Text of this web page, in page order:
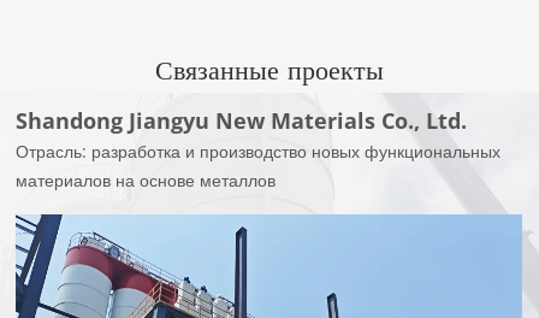
Связанные проекты
Shandong Jiangyu New Materials Co., Ltd.
Отрасль: разработка и производство новых функциональных
материалов на основе металлов